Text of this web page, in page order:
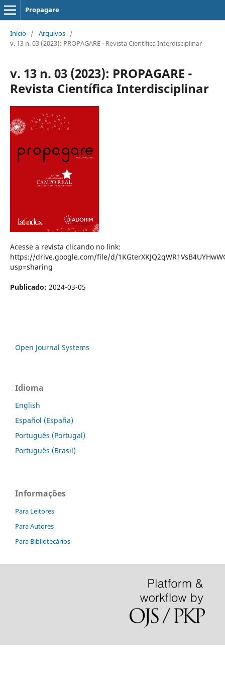
Propagare
Início / Arquivos /
v. 13 n. 03 (2023): PROPAGARE - Revista Científica Interdisciplinar
v. 13 n. 03 (2023): PROPAGARE -
Revista Científica Interdisciplinar
Acesse a revista clicando no link:
https://drive.google.com/file/d/
usp=sharing
Publicado: 2024-03-05
Open Journal Systems
Idioma
English
Español (España)
Português (Portugal)
Português (Brasil)
Informações
Para Leitores
Para Autores
Para Bibliotecários